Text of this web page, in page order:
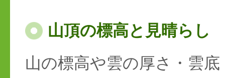
山頂の標高と見晴らし
山の標高や雲の厚さ・雲